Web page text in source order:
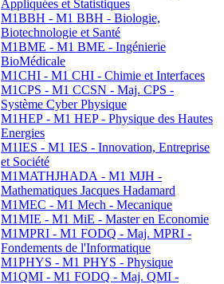
Appliquées et Statistiques
M1BBH - M1 BBH - Biologie,
Biotechnologie et Santé
M1BME - M1 BME - Ingénierie
BioMédicale
M1CHI - M1 CHI - Chimie et Interfaces
M1CPS - M1 CCSN - Maj. CPS -
Système Cyber Physique
M1HEP - M1 HEP - Physique des Hautes
Energies
M1IES - M1 IES - Innovation, Entreprise
et Société
M1MATHJHADA - M1 MJH -
Mathematiques Jacques Hadamard
M1MEC - M1 Mech - Mecanique
M1MIE - M1 MiE - Master en Economie
M1MPRI - M1 FODQ - Maj. MPRI -
Fondements de l'Informatique
M1PHYS - M1 PHYS - Physique
M1QMI - M1 FODQ - Maj. QMI -